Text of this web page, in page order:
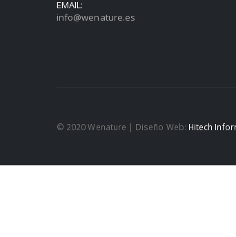
EMAIL:
info@wenature.es
© 2020 Wenature | Diseño Web: Hitech